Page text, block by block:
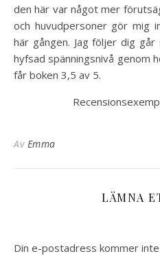
den här var något mer
och huvudpersoner gör mig
här gången. Jag följer dig
hyfsad spänningsnivå genom
får boken 3,5 av 5.
Av Emma
LÄMNA
Din e-postadress kommer